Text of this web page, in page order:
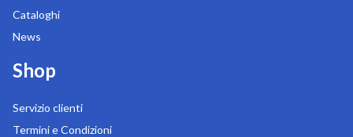
Cataloghi
News
Shop
Servizio clienti
Termini e Condizioni